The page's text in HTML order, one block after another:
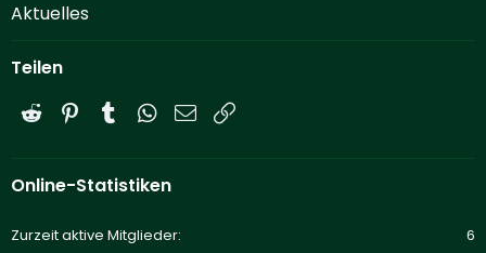
Aktuelles
Teilen
Reddit PinterestTumblrWhatsApp
E-Mail
Online-Statistiken
Zurzeit aktive Mitglieder 6